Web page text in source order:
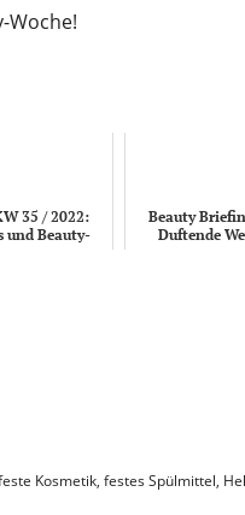
Woche!
35 / 2022:
und Beauty-
Beauty
Duftende
Kosmetik, festes Spülmittel,